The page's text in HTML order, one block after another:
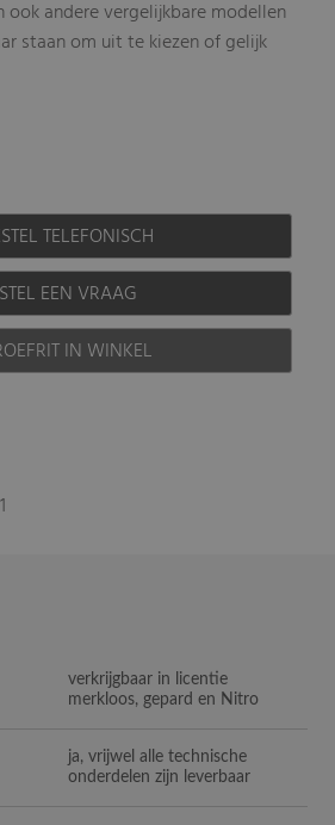
ook andere vergelijkbare modellen
staan om uit te kiezen of gelijk
TELEFONISCH
STEL EEN VRAAG
IN WINKEL
verkrijgbaar in licentie
merkloos, gepard en Nitro
ja, vrijwel alle technische
onderdelen zijn leverbaar